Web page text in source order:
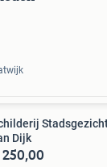
Dijk